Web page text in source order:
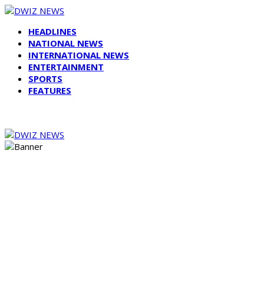
HEADLINES
NATIONAL NEWS
INTERNATIONAL NEWS
ENTERTAINMENT
SPORTS
FEATURES